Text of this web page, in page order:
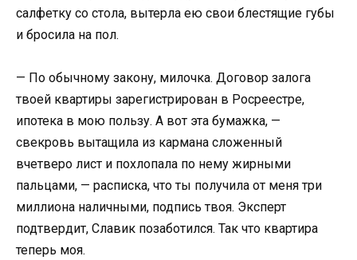
салфетку со стола, вытерла ею свои блестящие губы
и бросила на пол.
— По обычному закону, милочка. Договор залога
твоей квартиры зарегистрирован в Росреестре,
ипотека в мою пользу. А вот эта бумажка, —
свекровь вытащила из кармана сложенный
вчетверо лист и похлопала по нему жирными
пальцами, — расписка, что ты получила от меня три
миллиона наличными, подпись твоя. Эксперт
подтвердит, Славик позаботился. Так что квартира
теперь моя.